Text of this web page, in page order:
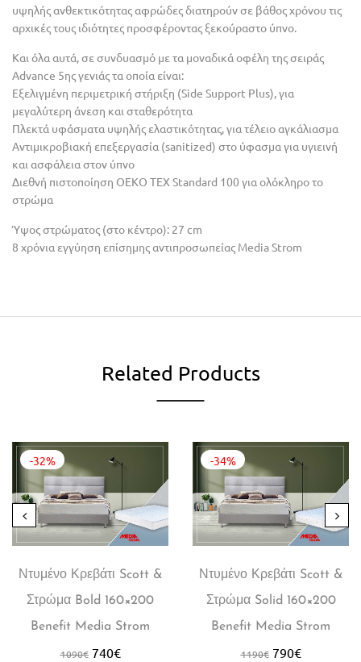
υψηλής ανθεκτικότητας αφρώδες διατηρούν σε βάθος χρόνου τις
αρχικές τους ιδιότητες προσφέροντας ξεκούραστο ύπνο.
Και όλα αυτά, σε συνδυασμό με τα μοναδικά οφέλη της σειράς
Advance 5ης γενιάς τα οποία είναι:
Εξελιγμένη περιμετρική στήριξη (Side Support Plus), για
μεγαλύτερη άνεση και σταθερότητα
Πλεκτά υφάσματα υψηλής ελαστικότητας, για τέλειο αγκάλιασμα
Αντιμικροβιακή επεξεργασία (sanitized) στο ύφασμα για υγιεινή
και ασφάλεια στον ύπνο
Διεθνή πιστοποίηση OEKO TEX Standard 100 για ολόκληρο το
στρώμα
Ύψος στρώματος (στο κέντρο): 27 cm
8 χρόνια εγγύηση επίσημης αντιπροσωπείας Media Strom
Related Products
-32%
Ντυμένο Κρεβάτι Scott &
Στρώμα Bold 160×200
Benefit Media Strom
1090€ 740€
-34%
Ντυμένο Κρεβάτι Scott &
Στρώμα Solid 160×200
Benefit Media Strom
1190€ 790€